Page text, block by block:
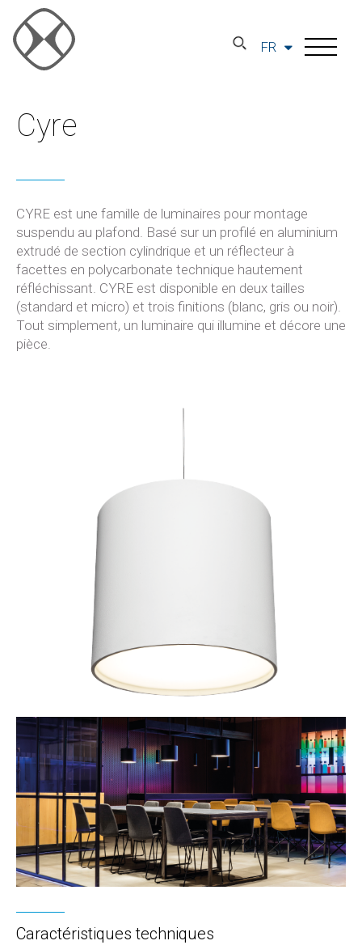
FR
Cyre
CYRE est une famille de luminaires pour montage
suspendu au plafond. Basé sur un profilé en aluminium
extrudé de section cylindrique et un réflecteur à
facettes en polycarbonate technique hautement
réfléchissant. CYRE est disponible en deux tailles
(standard et micro) et trois finitions (blanc, gris ou noir).
Tout simplement, un luminaire qui illumine et décore une
pièce.
Caractéristiques techniques